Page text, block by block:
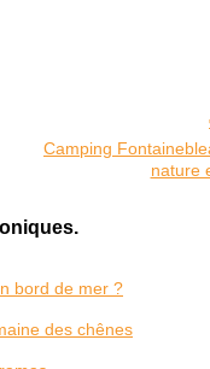
Camping
nature
bord de mer ?
des chênes